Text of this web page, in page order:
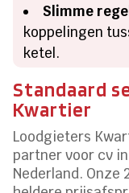
Slimme
koppelingen
ketel.
Standaard
Kwartier
Loodgieters
partner voor cv
Nederland. Onze